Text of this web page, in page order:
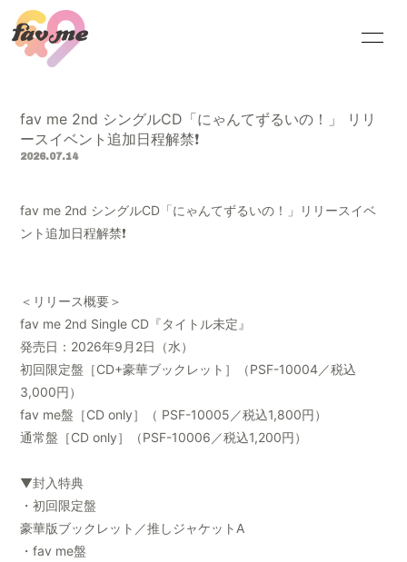
SCHEDULE PROFILE
BLOG MOVIE
無料会員登録 ログイン
fav me 2nd シングルCD「にゃんてずるいの！」 リリ
ースイベント追加日程解禁❗️
2026.07.14
fav me 2nd シングルCD「にゃんてずるいの！」リリースイベ
ント追加日程解禁❗️
＜リリース概要＞
fav me 2nd Single CD『タイトル未定』
発売日：2026年9月2日（水）
初回限定盤［CD+豪華ブックレット］（PSF-10004／税込
3,000円）
fav me盤［CD only］（ PSF-10005／税込1,800円）
通常盤［CD only］（PSF-10006／税込1,200円）
▼封入特典
・初回限定盤
豪華版ブックレット／推しジャケットA
・fav me盤